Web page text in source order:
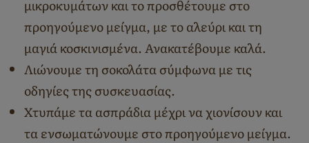
μικροκυμάτων και το προσθέτουμε στο
προηγούμενο μείγμα, με το αλεύρι και τη
μαγιά κοσκινισμένα. Ανακατέβουμε καλά.
Λιώνουμε τη σοκολάτα σύμφωνα με τις
οδηγίες της συσκευασίας.
Χτυπάμε τα ασπράδια μέχρι να χιονίσουν και
τα ενσωματώνουμε στο προηγούμενο μείγμα.